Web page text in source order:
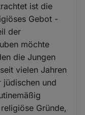
ist die
Gebot -
der
möchte
die Jungen
vielen Jahren
jüdischen und
Gründe,